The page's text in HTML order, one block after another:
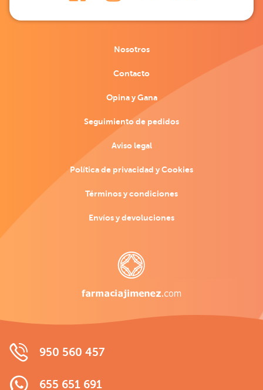
Nosotros
Contacto
Opina y Gana
Seguimiento de pedidos
Aviso legal
Política de privacidad y Cookies
Términos y condiciones
Envíos y devoluciones
950 560 457
655 651 691